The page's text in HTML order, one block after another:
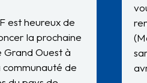
est heureux de
la prochaine
Grand Ouest à
de